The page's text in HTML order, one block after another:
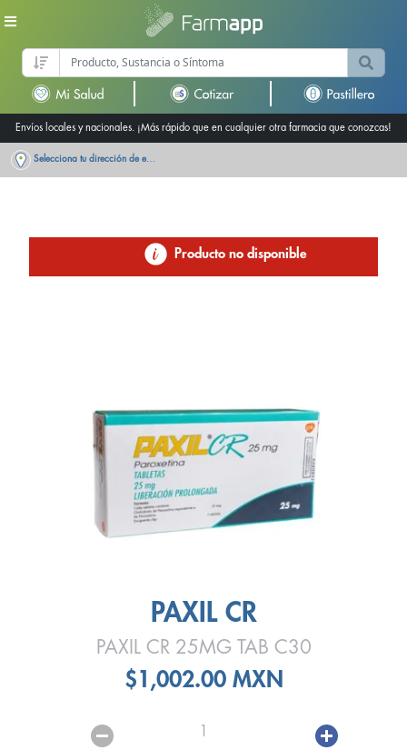
Envíos locales y nacionales. ¡Más rápido que en cualquier otra farmacia que conozcas!
Selecciona tu dirección de entrega
Producto no disponible
PAXIL CR
PAXIL CR 25MG TAB C30
$1,002.00 MXN
1